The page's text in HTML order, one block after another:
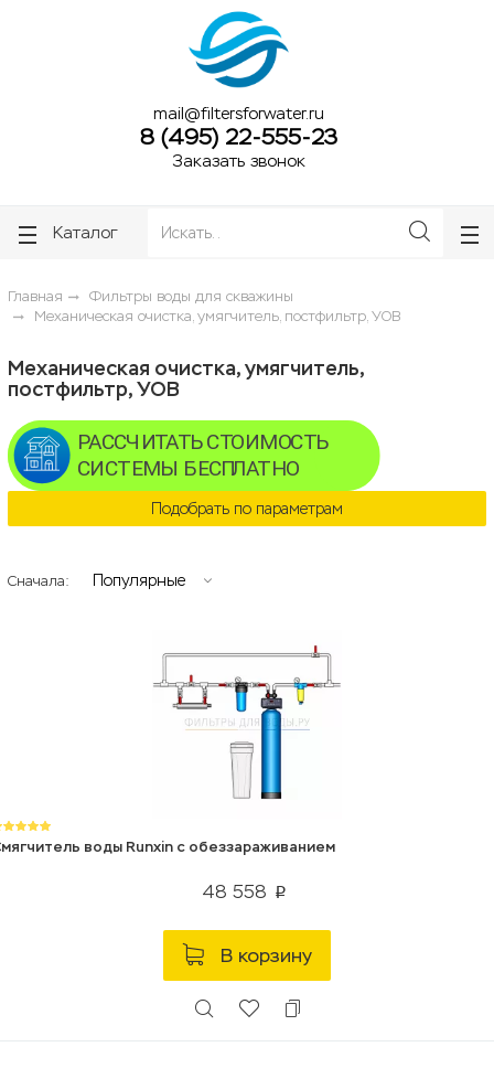
mail@filtersforwater.ru
8 (495) 22-555-23
Заказать звонок
Каталог
Главная
Фильтры воды для скважины
Механическая очистка, умягчитель, постфильтр, УОВ
Механическая очистка, умягчитель,
постфильтр, УОВ
Подобрать по параметрам
Сначала: Популярные
воды Runxin с обеззараживанием
48 558 p
В корзину